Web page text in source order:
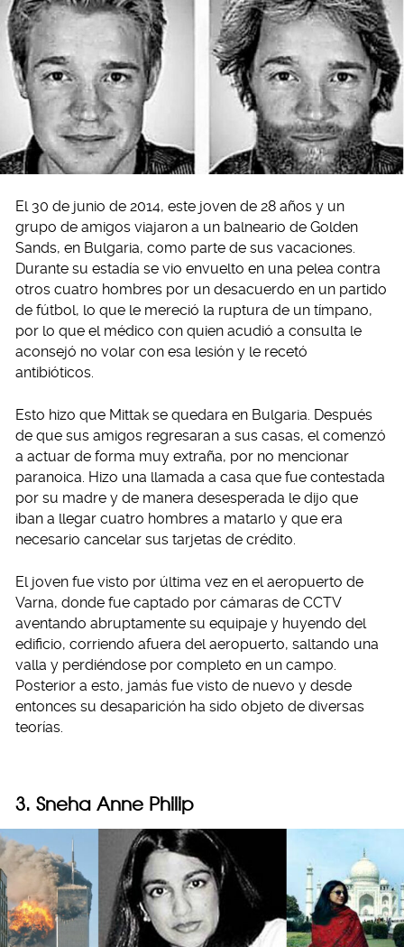
El 30 de junio de 2014, este joven de 28 años y un
grupo de amigos viajaron a un balneario de Golden
Sands, en Bulgaria, como parte de sus vacaciones.
Durante su estadía se vio envuelto en una pelea contra
otros cuatro hombres por un desacuerdo en un partido
de fútbol, lo que le mereció la ruptura de un tímpano,
por lo que el médico con quien acudió a consulta le
aconsejó no volar con esa lesión y le recetó
antibióticos.
Esto hizo que Mittak se quedara en Bulgaria. Después
de que sus amigos regresaran a sus casas, el comenzó
a actuar de forma muy extraña, por no mencionar
paranoica. Hizo una llamada a casa que fue contestada
por su madre y de manera desesperada le dijo que
iban a llegar cuatro hombres a matarlo y que era
necesario cancelar sus tarjetas de crédito.
El joven fue visto por última vez en el aeropuerto de
Varna, donde fue captado por cámaras de CCTV
aventando abruptamente su equipaje y huyendo del
edificio, corriendo afuera del aeropuerto, saltando una
valla y perdiéndose por completo en un campo.
Posterior a esto, jamás fue visto de nuevo y desde
entonces su desaparición ha sido objeto de diversas
teorías.
3. Sneha Anne Philip